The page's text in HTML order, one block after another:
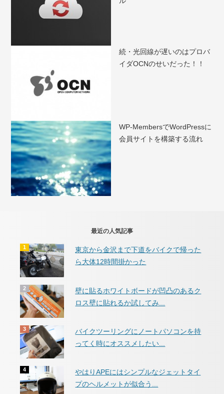
続・光回線が遅いのはプロバ
イダOCNのせいだった！！
WP-MembersでWordPressに
会員サイトを構築する流れ
最近の人気記事
東京から金沢まで下道をバイクで帰った
ら大体12時間掛かった
壁に貼るホワイトボードが凹凸のあるク
ロス壁に貼れるか試してみ...
バイクツーリングにノートパソコンを持
ってく時にオススメしたい...
やはりAPEにはシンプルなジェットタイ
プのヘルメットが似合う...